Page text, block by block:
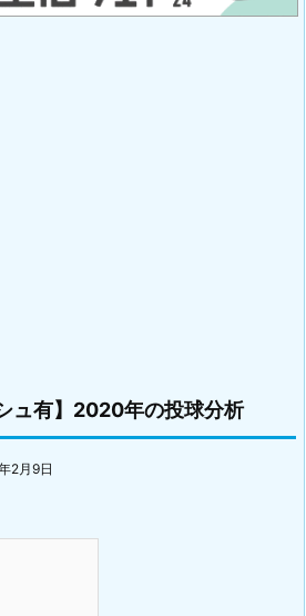
ュ有】2020年の投球分析
2月9日